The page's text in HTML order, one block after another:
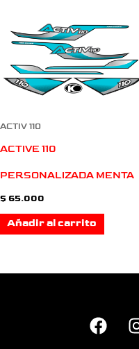
ACTIV 110
ACTIVE 110
PERSONALIZADA MENTA
$ 65.000
Añadir al carrito